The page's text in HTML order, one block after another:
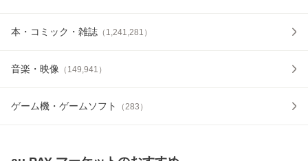
本・コミック・雑誌 （ 1,241,281 ）
音楽・映像 （ 149,941 ）
ゲーム機・ゲームソフト （283 ）